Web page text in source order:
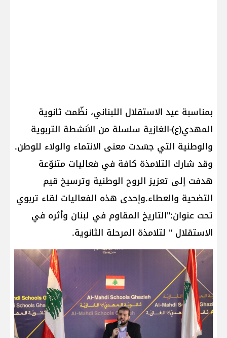
بمناسبة عيد الاستقلال اللبناني، نظّمت ثانوية
المهدي(ع)-الغازية سلسلة من الأنشطة التربوية
والوطنية التي جسّدت معنى الانتماء والولاء للوطن.
وقد شارك التلامذة كافة في فعاليات متنوّعة
هدفت إلى تعزيز الروح الوطنية وترسيخ قيم
التضحية والعطاء.وإحدى هذه الفعاليات لقاء تربوي
تحت عنوان:"التاريخ المقاوم في لبنان وأثره في
الاستقلال " لتلامذة المرحلة الثانوية.